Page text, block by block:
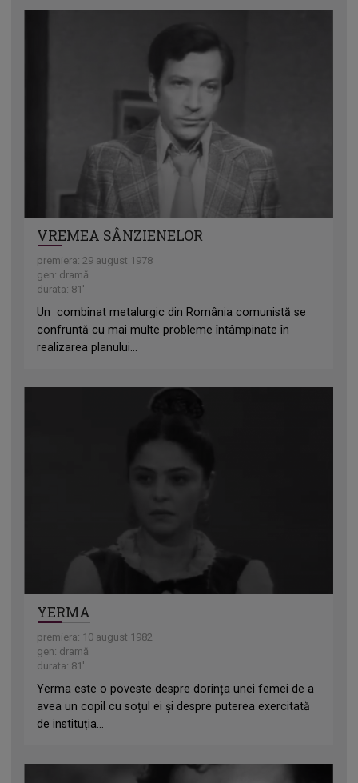
VREMEA SÂNZIENELOR
premiera: 29 august 1978
gen: dramă
durata: 81'
Un combinat metalurgic din România comunistă se
confruntă cu mai multe probleme întâmpinate în
realizarea planului...
YERMA
premiera: 10 august 1982
gen: dramă
durata: 81'
Yerma este o poveste despre dorința unei femei de a
avea un copil cu soțul ei și despre puterea exercitată
de instituția...